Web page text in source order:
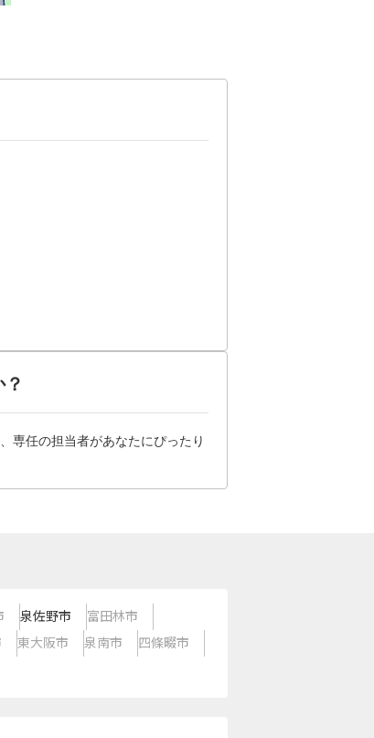
専任の担当者があなたにぴったり
泉佐野市
富田林市
東大阪市 泉南市
四條畷市